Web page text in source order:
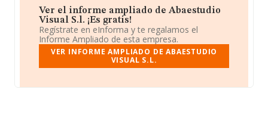
Ver el informe ampliado de Abaestudio
Visual S.l. ¡Es gratis!
Regístrate en eInforma y te regalamos el
Informe Ampliado de esta empresa.
VER INFORME AMPLIADO DE ABAESTUDIO
VISUAL S.L.